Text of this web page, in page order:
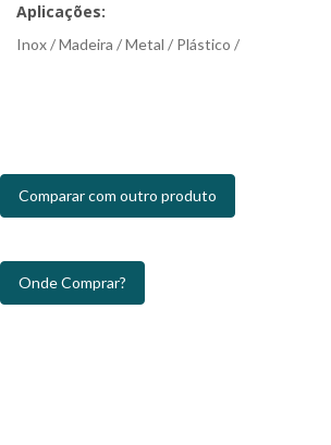
Aplicações:
Inox / Madeira / Metal / Plástico /
Comparar com outro produto
Onde Comprar?